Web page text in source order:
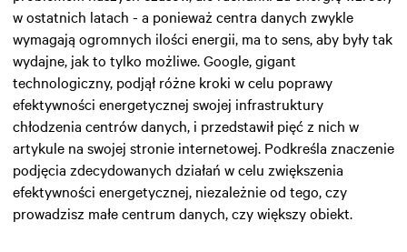
w ostatnich latach - a ponieważ centra danych zwykle
wymagają ogromnych ilości energii, ma to sens, aby były tak
wydajne, jak to tylko możliwe. Google, gigant
technologiczny, podjął różne kroki w celu poprawy
efektywności energetycznej swojej infrastruktury
chłodzenia centrów danych, i przedstawił pięć z nich w
artykule na swojej stronie internetowej. Podkreśla znaczenie
podjęcia zdecydowanych działań w celu zwiększenia
efektywności energetycznej, niezależnie od tego, czy
prowadzisz małe centrum danych, czy większy obiekt.